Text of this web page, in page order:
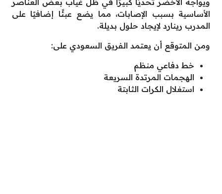
ويواجه الأخضر تحديًا كبيرًا في ظل غياب بعض العناصر
الأساسية بسبب الإصابات، مما يضع عبئًا إضافيًا على
المدرب رينارد لإيجاد حلول بديلة.
ومن المتوقع أن يعتمد الفريق السعودي على:
خط دفاعي منظم
الهجمات المرتدة السريعة
استغلال الكرات الثابتة